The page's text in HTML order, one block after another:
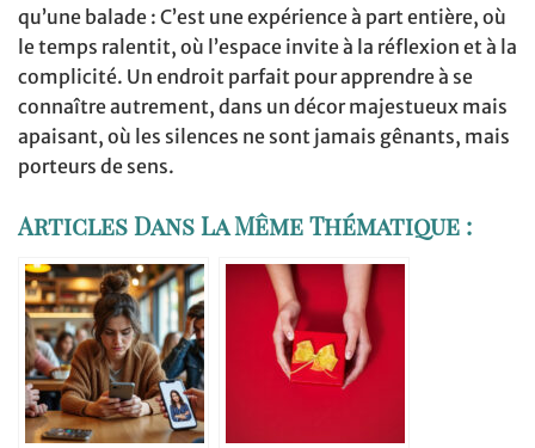
qu’une balade : C’est une expérience à part entière, où
le temps ralentit, où l’espace invite à la réflexion et à la
complicité. Un endroit parfait pour apprendre à se
connaître autrement, dans un décor majestueux mais
apaisant, où les silences ne sont jamais gênants, mais
porteurs de sens.
Articles Dans La Même Thématique :